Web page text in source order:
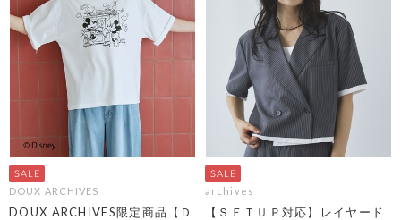
DOUX ARCHIVES
DOUX ARCHIVES限定商品【Ｄ
archives
【ＳＥＴＵＰ対応】レイヤード